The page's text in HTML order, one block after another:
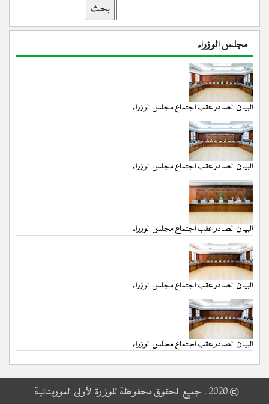
مجلس الوزراء
البيان الصادر عقب اجتماع مجلس الوزراء
البيان الصادر عقب اجتماع مجلس الوزراء
البيان الصادر عقب اجتماع مجلس الوزراء
البيان الصادر عقب اجتماع مجلس الوزراء
البيان الصادر عقب اجتماع مجلس الوزراء
© 2020 ، جميع الحقوق محفوظة للوزارة الأولى الموريتانية